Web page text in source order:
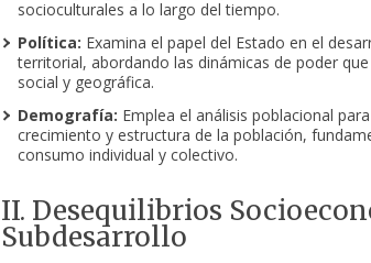
socioculturales a lo largo del tiempo.
Política: Examina el papel del Estado en el
territorial, abordando las dinámicas de poder
social y geográfica.
Demografía: Emplea el análisis poblacional
crecimiento y estructura de la población,
consumo individual y colectivo.
II. Desequilibrios
Subdesarrollo